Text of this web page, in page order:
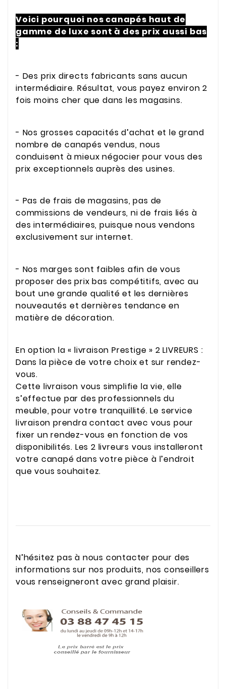
Voici pourquoi nos canapés haut de
gamme de luxe sont à des prix aussi bas
:
- Des prix directs fabricants sans aucun
intermédiaire. Résultat, vous payez environ 2
fois moins cher que dans les magasins.
- Nos grosses capacités d’achat et le grand
nombre de canapés vendus, nous
conduisent à mieux négocier pour vous des
prix exceptionnels auprès des usines.
- Pas de frais de magasins, pas de
commissions de vendeurs, ni de frais liés à
des intermédiaires, puisque nous vendons
exclusivement sur internet.
- Nos marges sont faibles afin de vous
proposer des prix bas compétitifs, avec au
bout une grande qualité et les dernières
nouveautés et dernières tendance en
matière de décoration.
En option la « livraison Prestige » 2 LIVREURS :
Dans la pièce de votre choix et sur rendez-
vous.
Cette livraison vous simplifie la vie, elle
s’effectue par des professionnels du
meuble, pour votre tranquillité. Le service
livraison prendra contact avec vous pour
fixer un rendez-vous en fonction de vos
disponibilités. Les 2 livreurs vous installeront
votre canapé dans votre pièce à l’endroit
que vous souhaitez.
N’hésitez pas à nous contacter pour des
informations sur nos produits, nos conseillers
vous renseigneront avec grand plaisir.